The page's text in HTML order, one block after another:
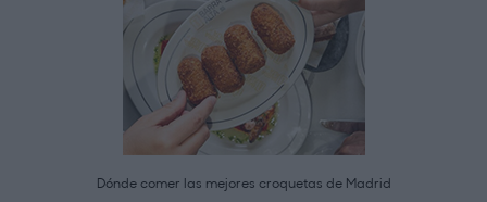
Dónde comer las mejores croquetas de Madrid